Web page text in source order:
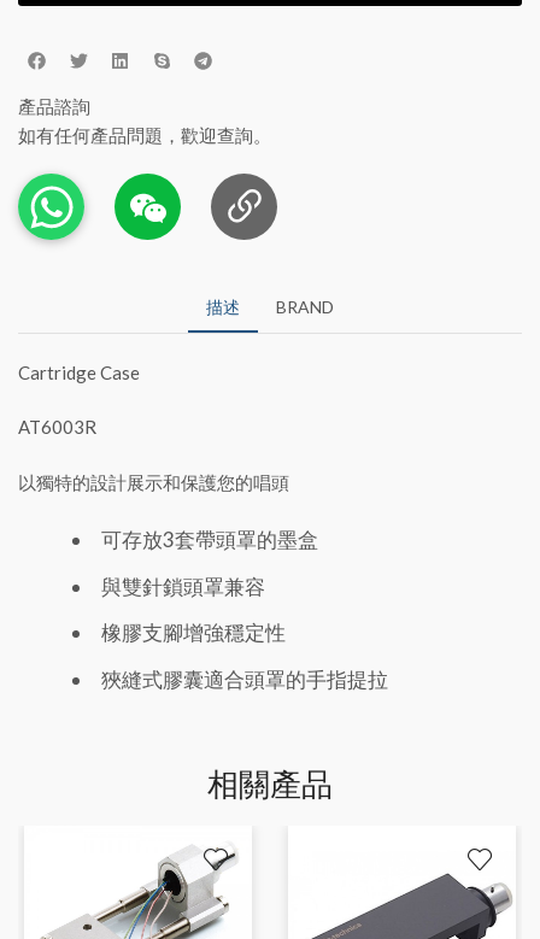
產品諮詢
如有任何產品問題，歡迎查詢。
描述 BRAND
Cartridge Case
AT6003R
以獨特的設計展示和保護您的唱頭
可存放3套帶頭罩的墨盒
與雙針鎖頭罩兼容
橡膠支腳增強穩定性
狹縫式膠囊適合頭罩的手指提拉
相關產品